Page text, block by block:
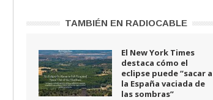
TAMBIÉN EN RADIOCABLE
El New York Times
destaca cómo el
eclipse puede “sacar a
la España vaciada de
las sombras”